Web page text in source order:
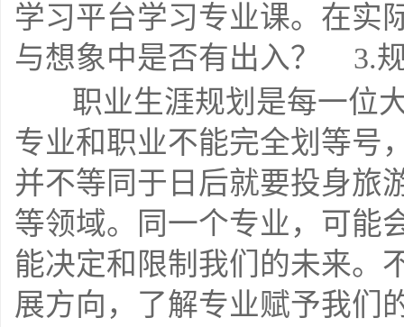
学习平台学习专业课。在实
与想象中是否有出入？    3.
专业和职业不能完全划等号
并不等同于日后就要投身旅
等领域。同一个专业，可能
能决定和限制我们的未来。
展方向，了解专业赋予我们